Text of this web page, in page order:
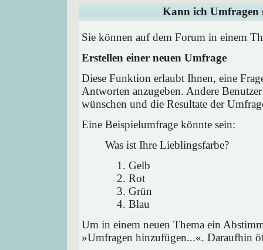
Kann ich Umfragen
Sie können auf dem Forum in einem
Erstellen einer neuen Umfrage
Diese Funktion erlaubt Ihnen, eine
Antworten anzugeben. Andere
wünschen und die Resultate der
Eine Beispielumfrage könnte sein:
Was ist Ihre Lieblingsfarbe?
Gelb
Rot
Grün
Blau
Um in einem neuen Thema ein
»Umfragen hinzufügen...«. Daraufhin